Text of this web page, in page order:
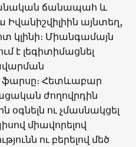
ճանապահ և
այնտեղ,
կլինի։ Միանգամայն
է լեգիտիմացնել
ֆարսը։ Հետևաբար
ժողովրդին
օգնելն ու չմասնակցել
միավորելով
ու բերելով մեծ